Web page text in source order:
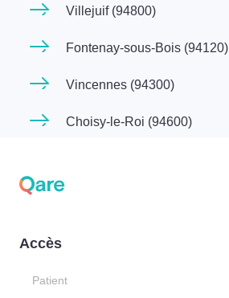
Villejuif (94800)
Fontenay-sous-Bois (94120)
Vincennes (94300)
Choisy-le-Roi (94600)
Accès
Patient